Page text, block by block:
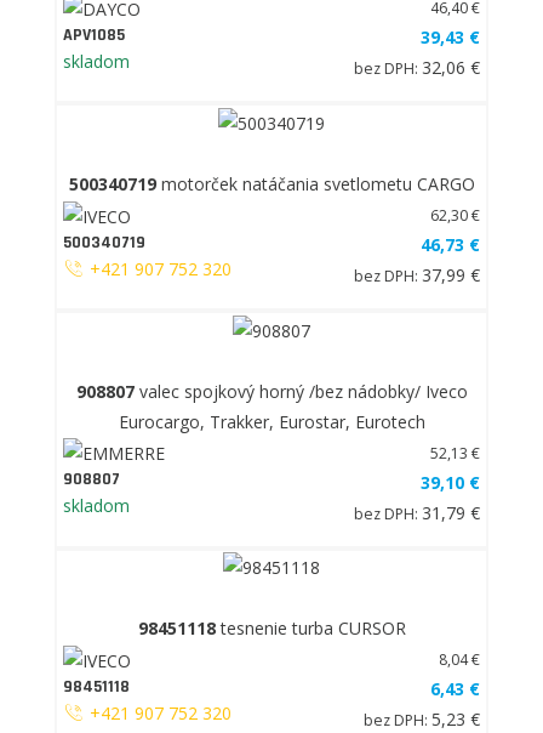
APV1085
skladom
46,40 €
39,43 €
bez DPH: 32,06 €
500340719motorček natáčania svetlometu CARGO
500340719
+421 907 752 320
62,30 €
46,73 €
bez DPH: 37,99 €
908807valec spojkový horný /bez nádobky/ Iveco
Eurocargo, Trakker, Eurostar, Eurotech
908807
skladom
52,13 €
39,10 €
bez DPH: 31,79 €
98451118tesnenie turba CURSOR
98451118
+421 907 752 320
8,04 €
6,43 €
bez DPH: 5,23 €